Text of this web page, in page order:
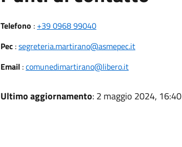
Telefono : +39 0968 99040
Pec:segreteria.martirano@asmepec.it
Email:comunedimartirano@libero.it
Ultimo aggiornamento: 2 maggio 2024, 16:40